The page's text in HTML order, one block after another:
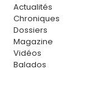
Actualités
Chroniques
Dossiers
Magazine
Vidéos
Balados